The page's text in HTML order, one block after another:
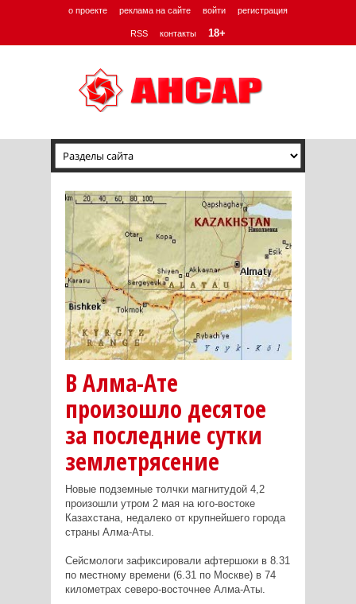
о проекте реклама на сайте войти регистрация
RSS контакты 18+
В Алма-Ате
произошло десятое
за последние сутки
землетрясение
Новые подземные толчки магнитудой 4,2
произошли утром 2 мая на юго-востоке
Казахстана, недалеко от крупнейшего города
страны Алма-Аты.
Сейсмологи зафиксировали афтершоки в 8.31
по местному времени (6.31 по Москве) в 74
километрах северо-восточнее Алма-Аты.